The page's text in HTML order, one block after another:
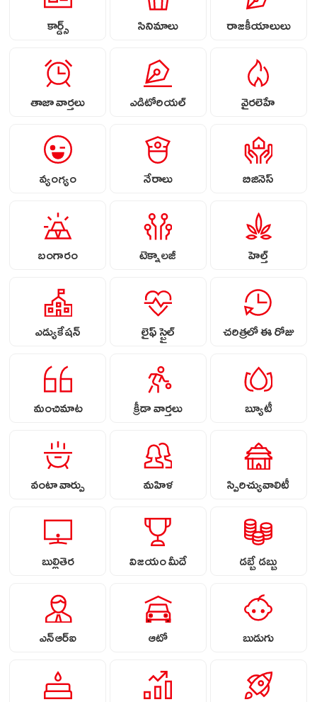
కార్డ్స్ సినిమాలు రాజకీయాలులు
తాజా వార్తలు ఎడిటోరియల్ వైరలెహే
వ్యంగ్యం నేరాలు బిజినెస్
బంగారం టెక్నాలజీ హెల్త్
ఎడ్యుకేషన్ లైఫ్ స్టైల్ చరిత్రలో ఈ రోజు
మంచిమాట క్రీడా వార్తలు బ్యూటీ
వంటా వార్పు మహిళ స్పిరిచ్యువాలిటీ
బుల్లితెర విజయం మీదే డబ్బే డబ్బు
ఎన్ఆర్ఐ ఆటో బుడుగు